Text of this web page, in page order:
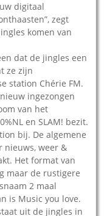
digitaal
zegt
komen van
dat de jingles een
ze zijn
station Chérie FM.
ingezongen
van het
en SLAM! bezit.
bij. De algemene
nieuws, weer &
Het format van
maar de rustigere
2 maal
is Music you love.
uit de jingles in